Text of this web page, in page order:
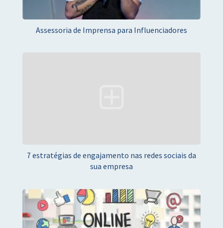
Assessoria de Imprensa para Influenciadores
7 estratégias de engajamento nas redes sociais da
sua empresa